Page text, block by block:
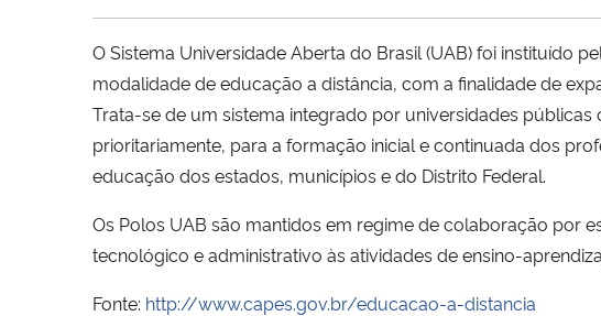
O Sistema Universidade Aberta do Brasil (UAB) foi instituído
modalidade de educação a distância, com a finalidade de
Trata-se de um sistema integrado por universidades
prioritariamente, para a formação inicial e continuada dos
educação dos estados, municípios e do Distrito Federal.
Os Polos UAB são mantidos em regime de colaboração por
tecnológico e administrativo às atividades de ensino-
Fonte: http://www.capes.gov.br/educacao-a-distancia